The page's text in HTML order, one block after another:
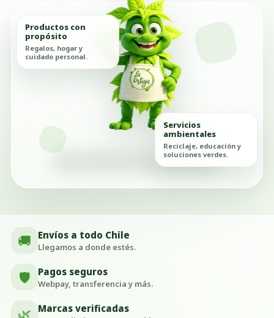
Productos con
propósito
Regalos, hogar y
cuidado personal.
Servicios
ambientales
Reciclaje, educación y
soluciones verdes.
🚚 Envíos a todo Chile
Llegamos a donde estés.
🛡️ Pagos seguros
Webpay, transferencia y más.
🌿 Marcas verificadas